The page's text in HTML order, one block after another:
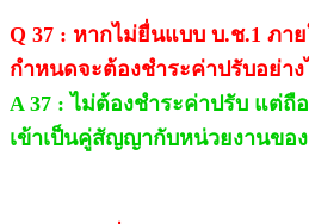
Q 37 : หากไม่ยื่นแบบ บ.ช.1 ภา
กำหนดจะต้องชำระค่าปรับอย่าง
A 37 : ไม่ต้องชำระค่าปรับ แต่
เข้าเป็นคู่สัญญากับหน่วยงานขอ